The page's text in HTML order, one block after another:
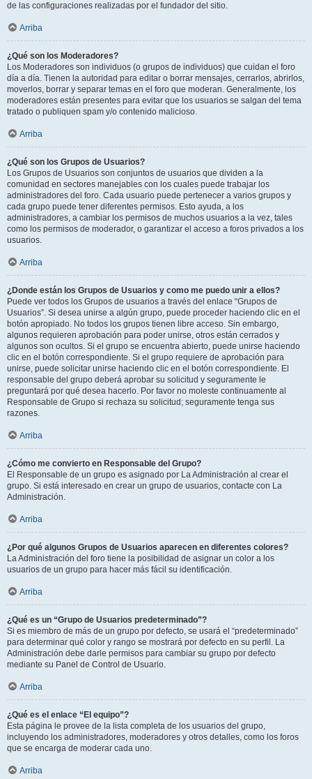
de las configuraciones realizadas por el fundador del sitio.
Arriba
¿Qué son los Moderadores?
Los Moderadores son individuos (o grupos de individuos) que cuidan el foro
día a día. Tienen la autoridad para editar o borrar mensajes, cerrarlos, abrirlos,
moverlos, borrar y separar temas en el foro que moderan. Generalmente, los
moderadores están presentes para evitar que los usuarios se salgan del tema
tratado o publiquen spam y/o contenido malicioso.
Arriba
¿Qué son los Grupos de Usuarios?
Los Grupos de Usuarios son conjuntos de usuarios que dividen a la
comunidad en sectores manejables con los cuales puede trabajar los
administradores del foro. Cada usuario puede pertenecer a varios grupos y
cada grupo puede tener diferentes permisos. Esto ayuda, a los
administradores, a cambiar los permisos de muchos usuarios a la vez, tales
como los permisos de moderador, o garantizar el acceso a foros privados a los
usuarios.
Arriba
¿Donde están los Grupos de Usuarios y como me puedo unir a ellos?
Puede ver todos los Grupos de usuarios a través del enlace “Grupos de
Usuarios”. Si desea unirse a algún grupo, puede proceder haciendo clic en el
botón apropiado. No todos los grupos tienen libre acceso. Sin embargo,
algunos requieren aprobación para poder unirse, otros están cerrados y
algunos son ocultos. Si el grupo se encuentra abierto, puede unirse haciendo
clic en el botón correspondiente. Si el grupo requiere de aprobación para
unirse, puede solicitar unirse haciendo clic en el botón correspondiente. El
responsable del grupo deberá aprobar su solicitud y seguramente le
preguntará por qué desea hacerlo. Por favor no moleste continuamente al
Responsable de Grupo si rechaza su solicitud; seguramente tenga sus
razones.
Arriba
¿Cómo me convierto en Responsable del Grupo?
El Responsable de un grupo es asignado por La Administración al crear el
grupo. Si está interesado en crear un grupo de usuarios, contacte con La
Administración.
Arriba
¿Por qué algunos Grupos de Usuarios aparecen en diferentes colores?
La Administración del foro tiene la posibilidad de asignar un color a los
usuarios de un grupo para hacer más fácil su identificación.
Arriba
¿Qué es un “Grupo de Usuarios predeterminado”?
Si es miembro de más de un grupo por defecto, se usará el “predeterminado”
para determinar qué color y rango se mostrará por defecto en su perfil. La
Administración debe darle permisos para cambiar su grupo por defecto
mediante su Panel de Control de Usuario.
Arriba
¿Qué es el enlace “El equipo”?
Esta página le provee de la lista completa de los usuarios del grupo,
incluyendo los administradores, moderadores y otros detalles, como los foros
que se encarga de moderar cada uno.
Arriba